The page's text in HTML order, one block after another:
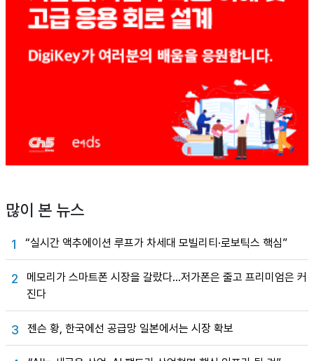
많이 본 뉴스
1 “실시간 액추에이션 루프가 차세대 모빌리티·로보틱스 핵심”
2
메모리가 스마트폰 시장을 갈랐다…저가폰은 줄고 프리미엄은 커
진다
3 젠슨 황, 한국에선 공급망 일본에서는 시장 확보